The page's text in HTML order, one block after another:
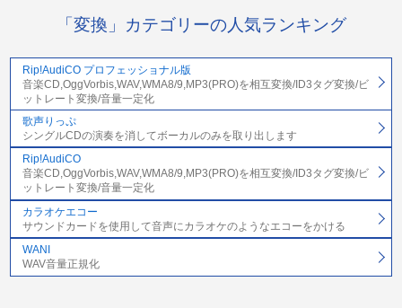
「変換」カテゴリーの人気ランキング
Rip!AudiCO プロフェッショナル版
音楽CD,OggVorbis,WAV,WMA8/9,MP3(PRO)を相互変換/ID3タグ変換/ビ
ットレート変換/音量一定化
歌声りっぷ
シングルCDの演奏を消してボーカルのみを取り出します
Rip!AudiCO
音楽CD,OggVorbis,WAV,WMA8/9,MP3(PRO)を相互変換/ID3タグ変換/ビ
ットレート変換/音量一定化
カラオケエコー
サウンドカードを使用して音声にカラオケのようなエコーをかける
WANI
WAV音量正規化